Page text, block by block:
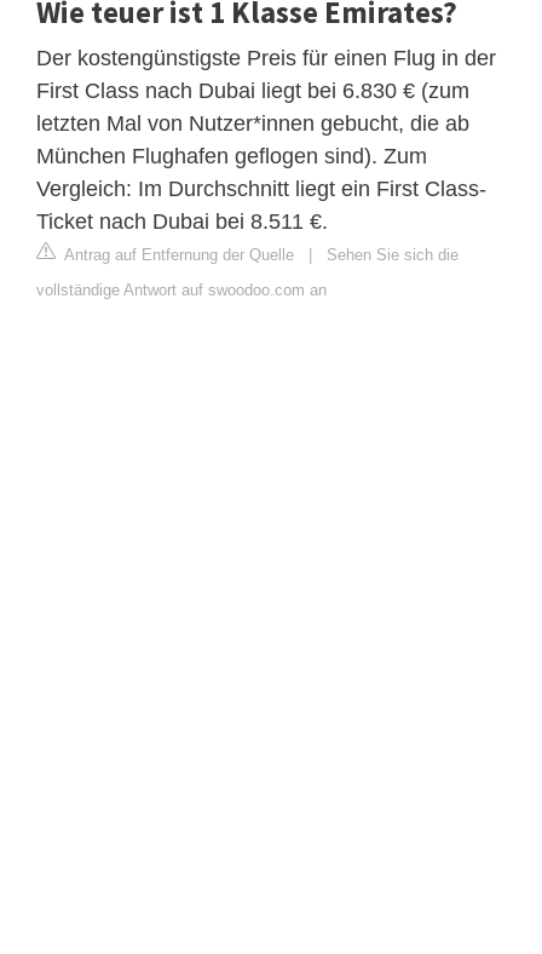
Wie teuer ist 1 Klasse Emirates?
Der kostengünstigste Preis für einen Flug in der
First Class nach Dubai liegt bei 6.830 € (zum
letzten Mal von Nutzer*innen gebucht, die ab
München Flughafen geflogen sind). Zum
Vergleich: Im Durchschnitt liegt ein First Class-
Ticket nach Dubai bei 8.511 €.
Antrag auf Entfernung der Quelle | Sehen Sie sich die
vollständige Antwort auf swoodoo.com an